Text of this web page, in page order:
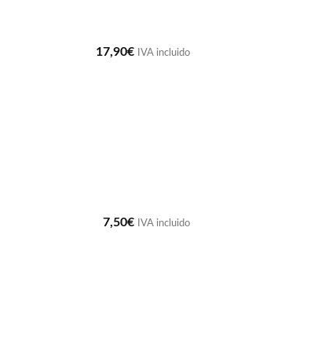
17,90€ IVA incluido
7,50€ IVA incluido